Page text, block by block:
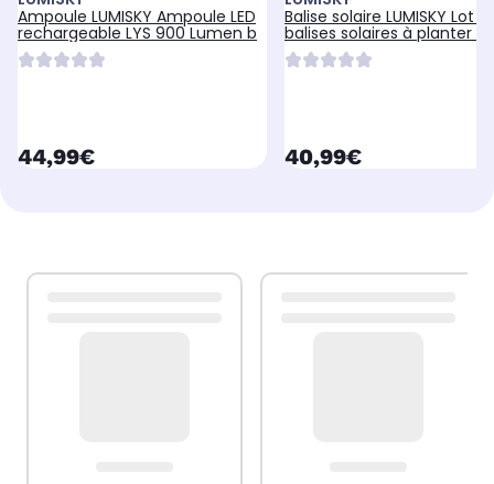
Ampoule LUMISKY Ampoule LED
rechargeable LYS 900 Lumen b
currentPrice
44,99€
Balise solaire LUMISKY Lot
balises solaires à planter
currentPrice
40,99€